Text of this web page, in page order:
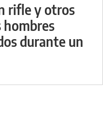
rifle y otros
durante un